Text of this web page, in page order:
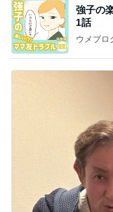
強子の
1話
ウメブロ